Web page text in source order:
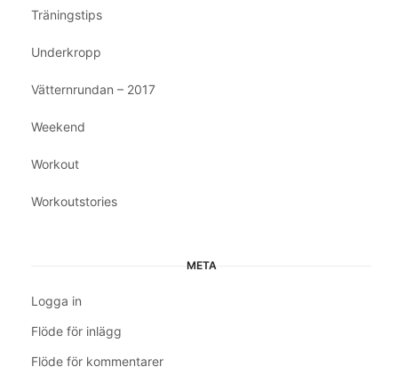
Träningstips
Underkropp
Vätternrundan – 2017
Weekend
Workout
Workoutstories
META
Logga in
Flöde för inlägg
Flöde för kommentarer